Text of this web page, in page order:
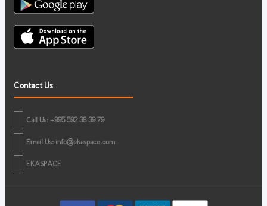
Contact Us
Call Us: +995 592 38 39 79
Email Us: info@ekaspace.com
EKASPACE